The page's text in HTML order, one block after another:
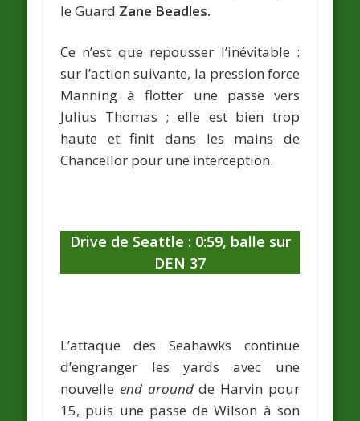
le Guard Zane Beadles.
Ce n’est que repousser l’inévitable :
sur l’action suivante, la pression force
Manning à flotter une passe vers
Julius Thomas ; elle est bien trop
haute et finit dans les mains de
Chancellor pour une interception.
Drive de Seattle : 0:59, balle sur
DEN 37
L’attaque des Seahawks continue
d’engranger les yards avec une
nouvelle end aroundde Harvin pour
15, puis une passe de Wilson à son